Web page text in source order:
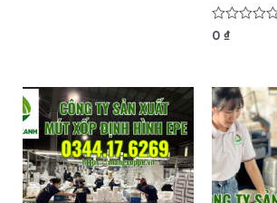
Được
sao
0 ₫